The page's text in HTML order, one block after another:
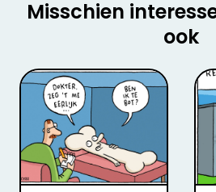
Misschien
ook